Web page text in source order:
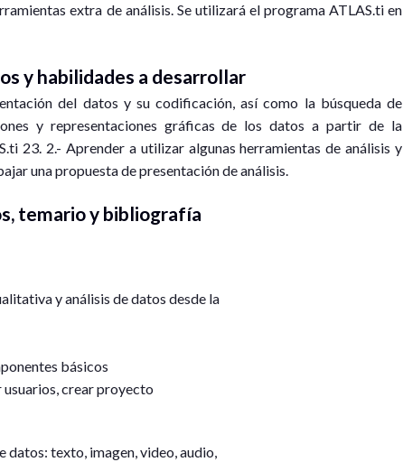
extra de análisis. Se utilizará el programa ATLAS.ti en
y habilidades a desarrollar
del datos y su codificación, así como la búsqueda de
y representaciones gráficas de los datos a partir de la
23. 2.- Aprender a utilizar algunas herramientas de análisis y
una propuesta de presentación de análisis.
temario y bibliografía
y análisis de datos desde la
básicos
crear proyecto
texto, imagen, video, audio,